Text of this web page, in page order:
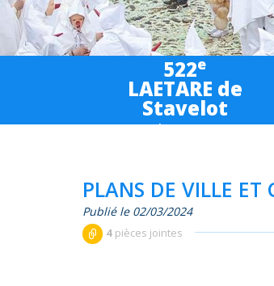
522e
LAETARE de
Stavelot
March 6-7-8 2027
PLANS DE VILLE ET
Publié le 02/03/2024
4 pièces jointes